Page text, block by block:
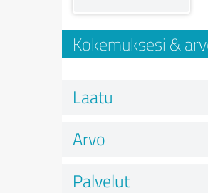
Kokemuksesi &
Laatu
Arvo
Palvelut